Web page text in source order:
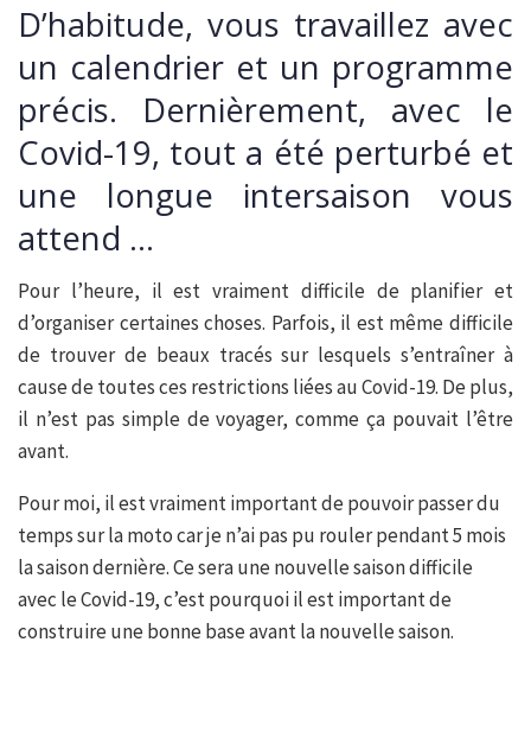
D’habitude, vous travaillez avec
un calendrier et un programme
précis. Dernièrement, avec le
Covid-19, tout a été perturbé et
une longue intersaison vous
attend …
Pour l’heure, il est vraiment difficile de planifier et
d’organiser certaines choses. Parfois, il est même difficile
de trouver de beaux tracés sur lesquels s’entraîner à
cause de toutes ces restrictions liées au Covid-19. De plus,
il n’est pas simple de voyager, comme ça pouvait l’être
avant.
Pour moi, il est vraiment important de pouvoir passer du
temps sur la moto car je n’ai pas pu rouler pendant 5 mois
la saison dernière. Ce sera une nouvelle saison difficile
avec le Covid-19, c’est pourquoi il est important de
construire une bonne base avant la nouvelle saison.